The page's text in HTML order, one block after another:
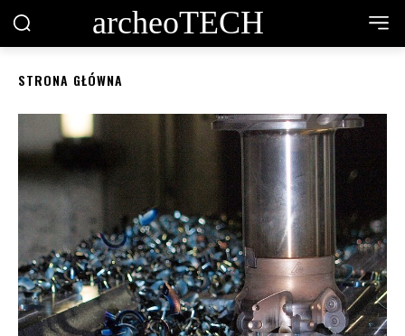
archeoTECH
STRONA GŁÓWNA